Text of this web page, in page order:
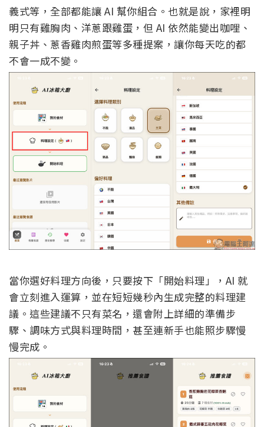
義式等，全部都能讓 AI 幫你組合。也就是說，家裡明
明只有雞胸肉、洋蔥跟雞蛋，但 AI 依然能變出咖哩、
親子丼、蔥香雞肉煎蛋等多種提案，讓你每天吃的都
不會一成不變。
當你選好料理方向後，只要按下「開始料理」，AI 就
會立刻進入運算，並在短短幾秒內生成完整的料理建
議。這些建議不只有菜名，還會附上詳細的準備步
驟、調味方式與料理時間，甚至連新手也能照步驟慢
慢完成。